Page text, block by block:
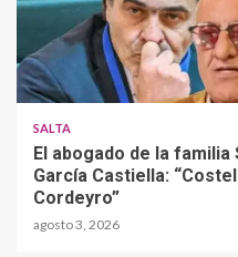
SALTA
El abogado de la
García Castiella:
Cordeyro”
agosto 3, 2026